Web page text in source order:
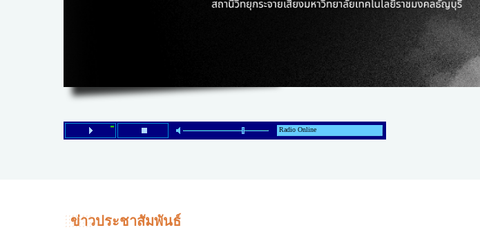
Check4Drive
THE FUTURIST
FOLLOW SOCIAL
OVERTECH
Good Health and
Wellness
RED CROSS
รู้สู้ภัยโควิด19
POST IT
READY FOR LADY
ตลาดนัดชุมชน
ข่าวประชาสัมพันธ์